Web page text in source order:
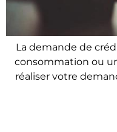
La demande de
consommation ou
réaliser votre